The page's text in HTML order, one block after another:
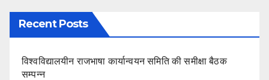
Recent Posts
विश्वविद्यालयीन राजभाषा कार्यान्वयन समिति की समीक्षा बैठक
सम्पन्न